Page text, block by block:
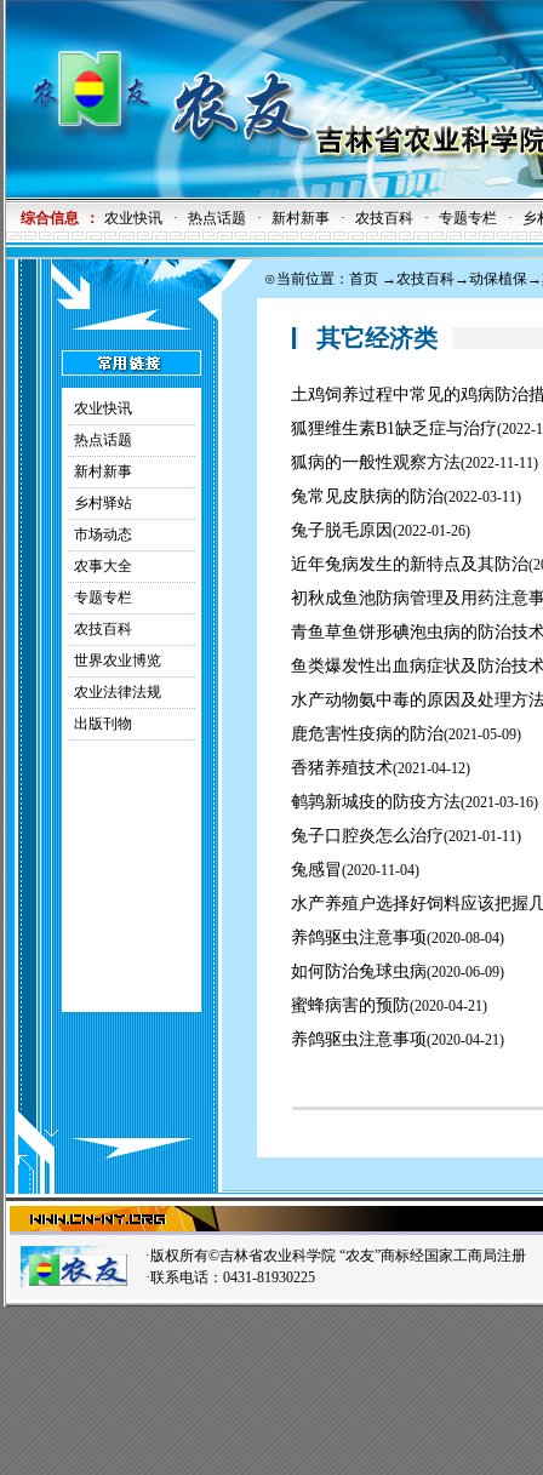
综合信息 ： 农业快讯 · 热点话题 · 新村新事 · 农技百科 · 专题专栏 · 乡
⊙当前位置： 首页→农技百科→动保植保→
其它经济类
土鸡饲养过程中常见的鸡病防治
狐狸维生素B1缺乏症与治疗(2022-
狐病的一般性观察方法(2022-11-11)
兔常见皮肤病的防治(2022-03-11)
兔子脱毛原因(2022-01-26)
近年兔病发生的新特点及其防治(
初秋成鱼池防病管理及用药注意
青鱼草鱼饼形碘泡虫病的防治技
鱼类爆发性出血病症状及防治技
水产动物氨中毒的原因及处理方
鹿危害性疫病的防治(2021-05-09)
香猪养殖技术(2021-04-12)
鹌鹑新城疫的防疫方法(2021-03-16)
兔子口腔炎怎么治疗(2021-01-11)
兔感冒(2020-11-04)
水产养殖户选择好饲料应该把握
养鸽驱虫注意事项(2020-08-04)
如何防治兔球虫病(2020-06-09)
蜜蜂病害的预防(2020-04-21)
养鸽驱虫注意事项(2020-04-21)
农业快讯
热点话题
新村新事
乡村驿站
市场动态
农事大全
专题专栏
农技百科
世界农业博览
农业法律法规
出版刊物
·版权所有©吉林省农业科学院 “农友”商标经国家工商局注
·联系电话：0431-81930225